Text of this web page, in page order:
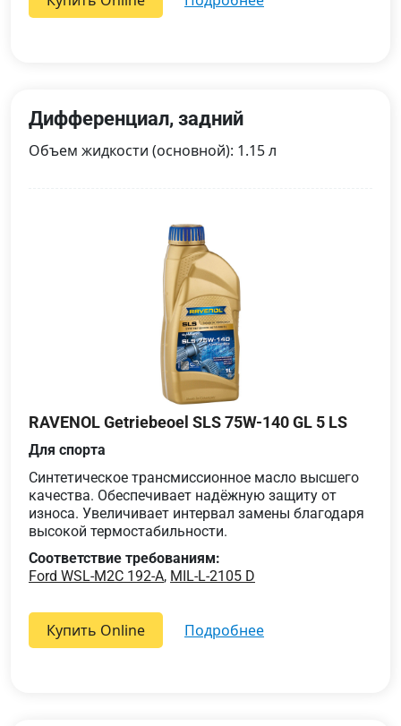
Дифференциал, задний
Объем жидкости (основной): 1.15 л
RAVENOL Getriebeoel SLS 75W-140 GL 5 LS
Для спорта
Синтетическое трансмиссионное масло высшего
качества. Обеспечивает надёжную защиту от
износа. Увеличивает интервал замены благодаря
высокой термостабильности.
Соответствие требованиям:
Ford WSL-M2C 192-A, MIL-L-2105 D
Купить Online подробнее